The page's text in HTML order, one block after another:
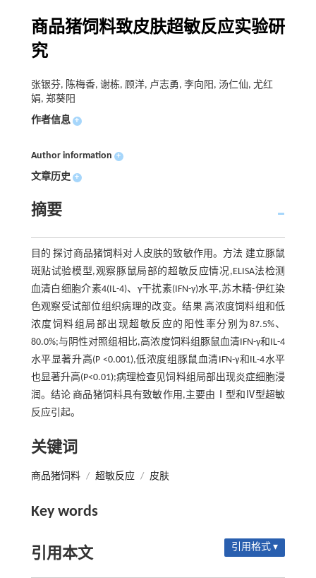
商品猪饲料致皮肤超敏反应实验研
究
张银芬, 陈梅香, 谢栋, 顾洋, 卢志勇, 李向阳, 汤仁仙, 尤红
娟, 郑葵阳
作者信息 +
Author information +
文章历史 +
摘要
目的 探讨商品猪饲料对人皮肤的致敏作用。方法 建立豚鼠
斑贴试验模型,观察豚鼠局部的超敏反应情况,ELISA法检测
血清白细胞介素4(IL-4)、γ干扰素(IFN-γ)水平,苏木精-伊红染
色观察受试部位组织病理的改变。结果 高浓度饲料组和低
浓度饲料组局部出现超敏反应的阳性率分别为87.5%、
80.0%;与阴性对照组相比,高浓度饲料组豚鼠血清IFN-γ和IL-4
水平显著升高(P <0.001),低浓度组豚鼠血清IFN-γ和IL-4水平
也显著升高(P<0.01);病理检查见饲料组局部出现炎症细胞浸
润。结论 商品猪饲料具有致敏作用,主要由Ⅰ型和Ⅳ型超敏
反应引起。
关键词
商品猪饲料 / 超敏反应 / 皮肤
Key words
引用本文 引用格式 ▾